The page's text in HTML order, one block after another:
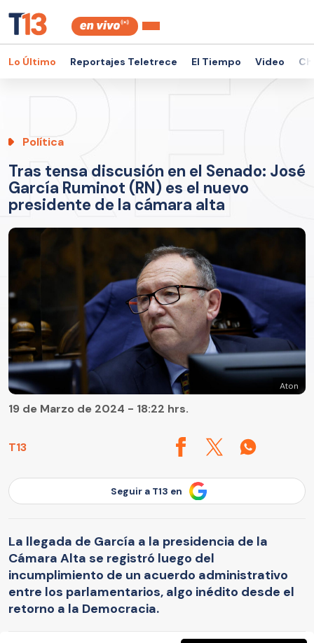
Lo Último Reportajes Teletrece El Tiempo Video
Política
Tras tensa discusión en el Senado: José
García Ruminot (RN) es el nuevo
presidente de la cámara alta
Aton
T13
19 de Marzo de 2024 - 18:22 hrs.
Seguir a T13 en
La llegada de García a la presidencia de la
Cámara Alta se registró luego del
incumplimiento de un acuerdo administrativo
entre los parlamentarios, algo inédito desde el
retorno a la Democracia.